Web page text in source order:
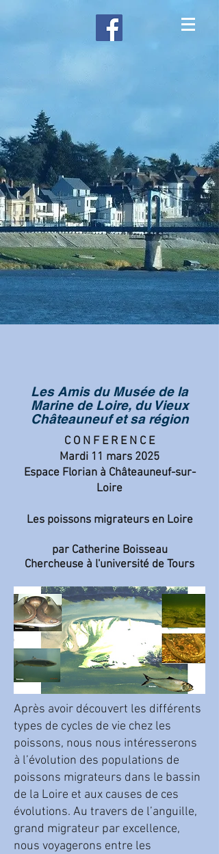
Les Amis du Musée de la
Marine de Loire, du Vieux
Châteauneuf et sa région
C O N F E R E N C E
Mardi 11 mars 2025
Espace Florian à Châteauneuf-sur-
Loire
Les poissons migrateurs en Loire
par Catherine Boisseau
Chercheuse à l'université de Tours
Après avoir découvert les différents
types de cycles de vie chez les
poissons, nous nous intéresserons
à l’évolution des populations de
poissons migrateurs dans le bassin
de la Loire et aux causes de ces
évolutions. Au travers de l’anguille,
grand migrateur par excellence,
nous voyagerons entre les